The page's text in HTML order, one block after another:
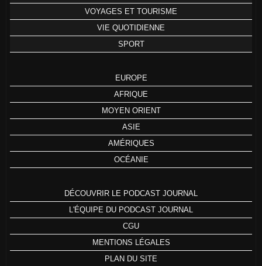
VOYAGES ET TOURISME
VIE QUOTIDIENNE
SPORT
EUROPE
AFRIQUE
MOYEN ORIENT
ASIE
AMÉRIQUES
OCÉANIE
DÉCOUVRIR LE PODCAST JOURNAL
L'ÉQUIPE DU PODCAST JOURNAL
CGU
MENTIONS LÉGALES
PLAN DU SITE